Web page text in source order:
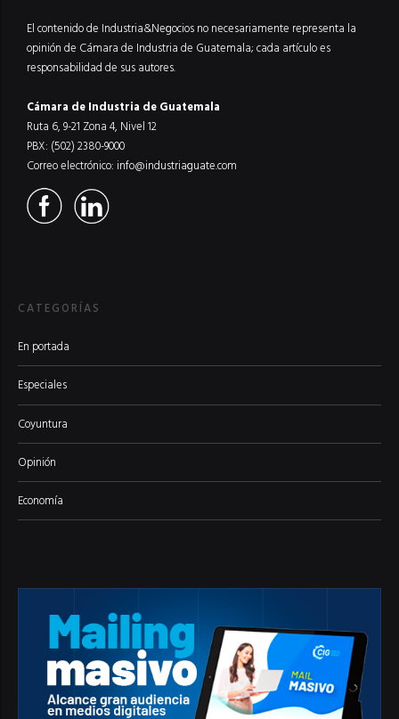
El contenido de Industria&Negocios no necesariamente representa la
opinión de Cámara de Industria de Guatemala; cada artículo es
responsabilidad de sus autores.
Cámara de Industria de Guatemala
Ruta 6, 9-21 Zona 4, Nivel 12
PBX: (502) 2380-9000
Correo electrónico: info@industriaguate.com
CATEGORÍAS
En portada
Especiales
Coyuntura
Opinión
Economía